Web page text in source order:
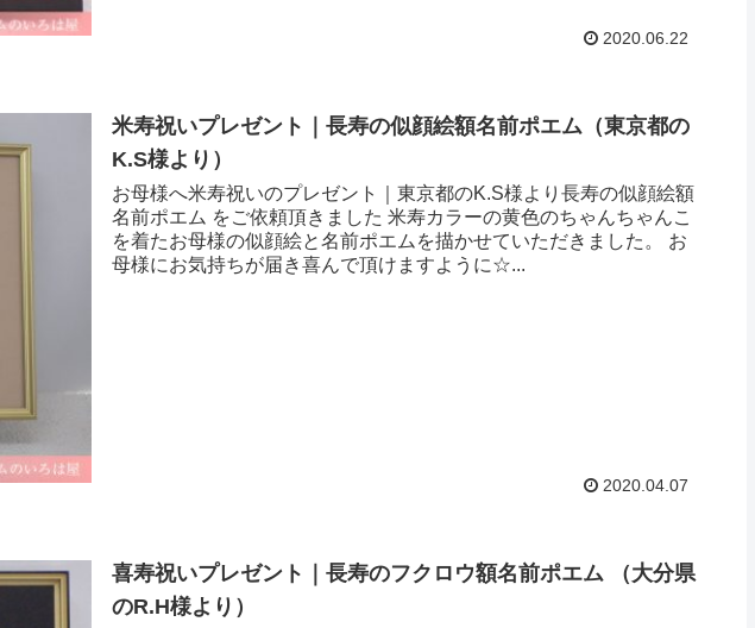
2020.06.22
米寿祝いプレゼント｜長寿の似顔絵額名前ポエム（東京都の
K.S様より ）
お母様へ米寿祝いのプレゼント｜東京都のK.S様より長寿の似顔絵額
名前ポエム をご依頼頂きました 米寿カラーの黄色のちゃんちゃんこ
を着たお母様の似顔絵と名前ポエムを描かせていただきました。 お
母様にお気持ちが届き喜んで頂けますように☆...
2020.04.07
喜寿祝いプレゼント｜長寿のフクロウ額名前ポエム （大分県
のR.H様より ）